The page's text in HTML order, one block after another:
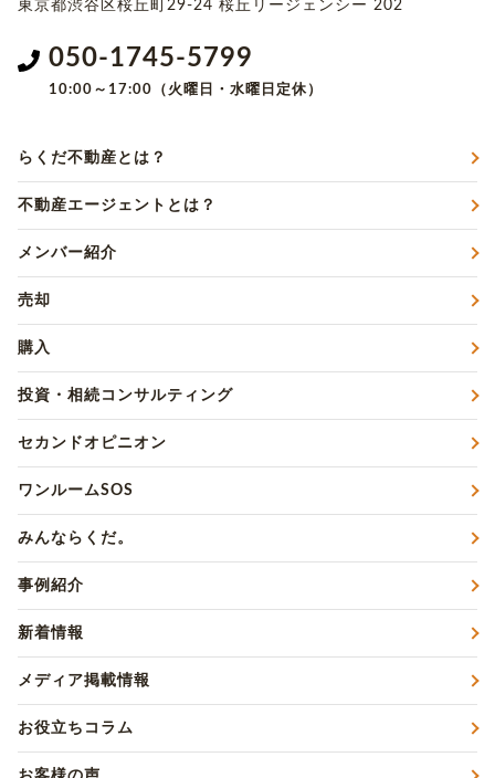
東京都渋谷区桜丘町29-24 桜丘リージェンシー 202
050-1745-5799
10:00～17:00（火曜日・水曜日定休）
らくだ不動産とは？
不動産エージェントとは？
メンバー紹介
売却
購入
投資・相続コンサルティング
セカンドオピニオン
ワンルームSOS
みんならくだ。
事例紹介
新着情報
メディア掲載情報
お役立ちコラム